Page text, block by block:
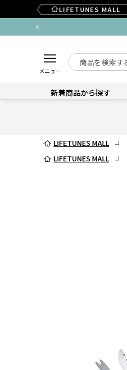
LIFETUNES MALL
メニュー
新着商品から探す
LIFETUNES MALL
LIFETUNES MALL